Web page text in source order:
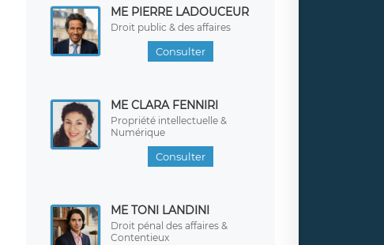
ME PIERRE LADOUCEUR
Droit public & des affaires
Consulter
ME CLARA FENNIRI
Propriété intellectuelle &
Numérique
Consulter
ME TONI LANDINI
Droit pénal des affaires &
Contentieux